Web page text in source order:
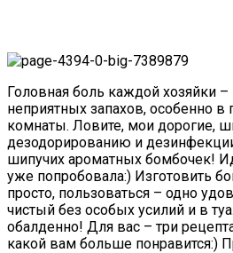
Головная боль каждой хозяйки –
неприятных запахов, особенно
комнаты. Ловите, мои дорогие,
дезодорированию и
шипучих ароматных бомбочек!
уже попробовала:) Изготовить
просто, пользоваться – одно
чистый без особых усилий и в
обалденно! Для вас – три
какой вам больше понравится:)